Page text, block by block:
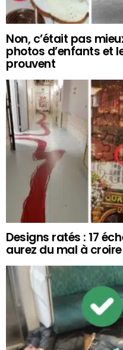
Non, c’était pas
photos d’enfants et
prouvent
Designs ratés : 17
aurez du mal à